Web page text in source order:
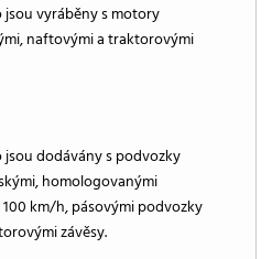
vyráběny s motory
naftovými a traktorovými
dodávány s podvozky
homologovanými
km/h, pásovými podvozky
závěsy.